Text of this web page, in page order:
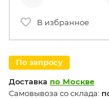
В избранное
По запросу
Доставка по Москве
Самовывоза со склада: